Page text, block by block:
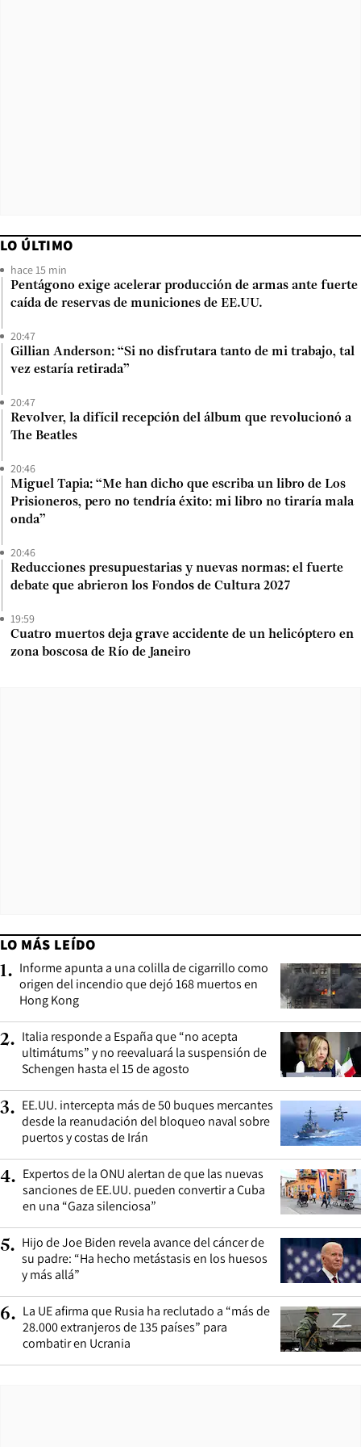
LO ÚLTIMO
hace 15 min
Pentágono exige acelerar producción de armas ante fuerte
caída de reservas de municiones de EE.UU.
20:47
Gillian Anderson: “Si no disfrutara tanto de mi trabajo, tal
vez estaría retirada”
20:47
Revolver, la difícil recepción del álbum que revolucionó a
The Beatles
20:46
Miguel Tapia: “Me han dicho que escriba un libro de Los
Prisioneros, pero no tendría éxito: mi libro no tiraría mala
onda”
20:46
Reducciones presupuestarias y nuevas normas: el fuerte
debate que abrieron los Fondos de Cultura 2027
19:59
Cuatro muertos deja grave accidente de un helicóptero en
zona boscosa de Río de Janeiro
LO MÁS LEÍDO
1. Informe apunta a una colilla de cigarrillo como
origen del incendio que dejó 168 muertos en
Hong Kong
2. Italia responde a España que “no acepta
ultimátums” y no reevaluará la suspensión de
Schengen hasta el 15 de agosto
3. EE.UU. intercepta más de 50 buques mercantes
desde la reanudación del bloqueo naval sobre
puertos y costas de Irán
4. Expertos de la ONU alertan de que las nuevas
sanciones de EE.UU. pueden convertir a Cuba
en una “Gaza silenciosa”
5. Hijo de Joe Biden revela avance del cáncer de
su padre: “Ha hecho metástasis en los huesos
y más allá”
6. La UE afirma que Rusia ha reclutado a “más de
28.000 extranjeros de 135 países” para
combatir en Ucrania